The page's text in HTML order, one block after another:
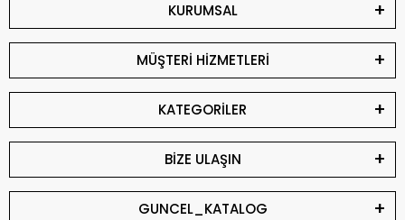
KURUMSAL
MÜŞTERİ HİZMETLERİ
KATEGORİLER
BİZE ULAŞIN
GUNCEL_KATALOG